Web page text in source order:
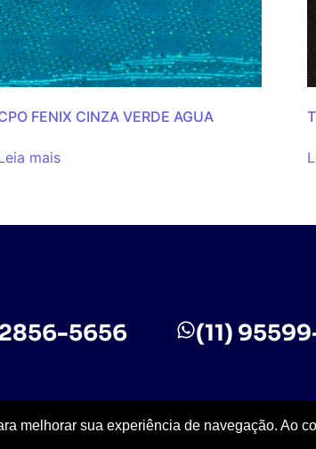
FENIX CINZA VERDE AGUA
mais
2856-5656 (11)
melhorar sua experiência de navegação. Ao